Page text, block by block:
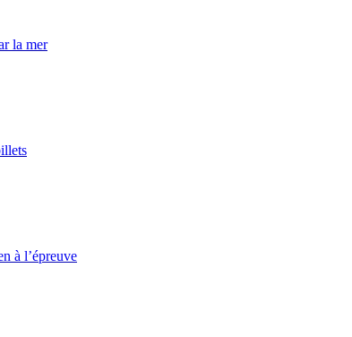
la mer
à l’épreuve